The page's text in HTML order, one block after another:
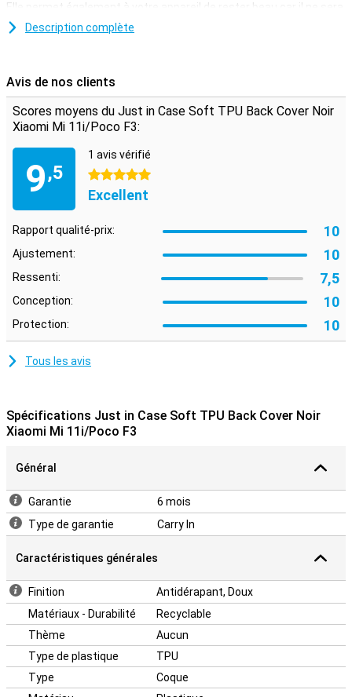
Elle permet également à votre appareil de rester beau car il ne sera
pas rayé.
!
Description complète
Avis de nos clients
Scores moyens du Just in Case Soft TPU Back Cover Noir
Xiaomi Mi 11i/Poco F3:
9,5
1 avis vérifié
5 étoiles
Excellent
Rapport qualité-prix: 10
Ajustement: 10
Ressenti: 7,5
Conception: 10
Protection: 10
Tous les avis
Spécifications Just in Case Soft TPU Back Cover Noir
Xiaomi Mi 11i/Poco F3
Général
Garantie
6 mois
Type de garantie
Carry In
Caractéristiques générales
Finition
Antidérapant, Doux
Matériaux - Durabilité
Recyclable
Thème
Aucun
Type de plastique
TPU
Type
Coque